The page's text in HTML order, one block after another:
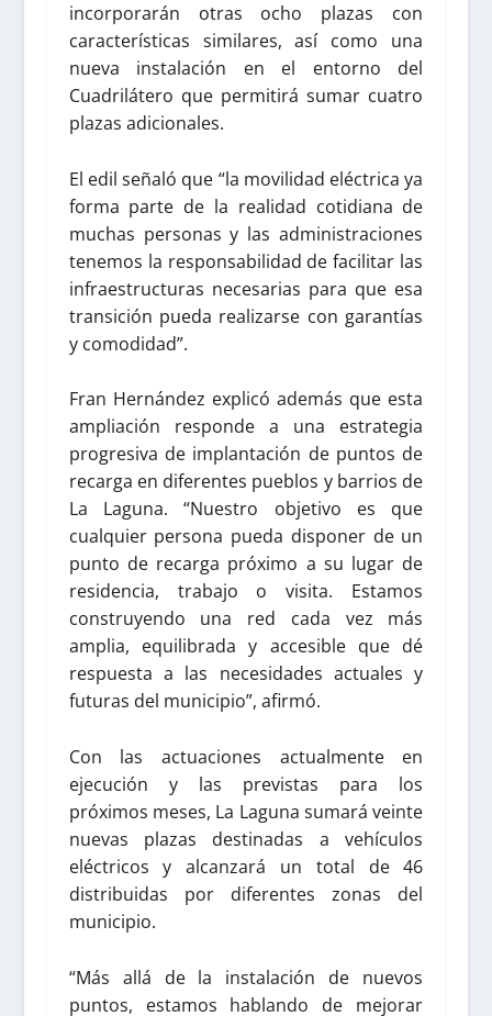
incorporarán otras ocho plazas con
características similares, así como una
nueva instalación en el entorno del
Cuadrilátero que permitirá sumar cuatro
plazas adicionales.
El edil señaló que “la movilidad eléctrica ya
forma parte de la realidad cotidiana de
muchas personas y las administraciones
tenemos la responsabilidad de facilitar las
infraestructuras necesarias para que esa
transición pueda realizarse con garantías
y comodidad”.
Fran Hernández explicó además que esta
ampliación responde a una estrategia
progresiva de implantación de puntos de
recarga en diferentes pueblos y barrios de
La Laguna. “Nuestro objetivo es que
cualquier persona pueda disponer de un
punto de recarga próximo a su lugar de
residencia, trabajo o visita. Estamos
construyendo una red cada vez más
amplia, equilibrada y accesible que dé
respuesta a las necesidades actuales y
futuras del municipio”, afirmó.
Con las actuaciones actualmente en
ejecución y las previstas para los
próximos meses, La Laguna sumará veinte
nuevas plazas destinadas a vehículos
eléctricos y alcanzará un total de 46
distribuidas por diferentes zonas del
municipio.
“Más allá de la instalación de nuevos
puntos, estamos hablando de mejorar